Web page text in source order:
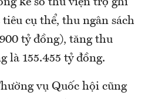
kể số thu viện trợ ghi
cụ thể, thu ngân sách
tỷ đồng), tăng thu
là 155.455 tỷ đồng.
vụ Quốc hội cũng